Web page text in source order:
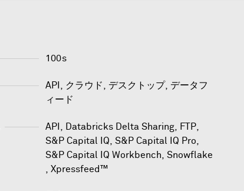
100s
API, クラウド, デスクトップ, データフ
ィード
API Databricks Delta Sharing, FTP,
S&P Capital IQ
S&P Capital IQ Pro
S&P Capital IQ Workbench
Snowflake
Xpressfeed™